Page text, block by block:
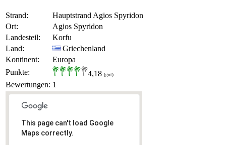
Strand:
Hauptstrand Agios Spyridon
Ort:
Agios Spyridon
Landesteil:
Korfu
Land:
Griechenland
Kontinent:
Europa
Punkte:
4,18 (gut)
Bewertungen: 1
This page can't load Google
Maps correctly.